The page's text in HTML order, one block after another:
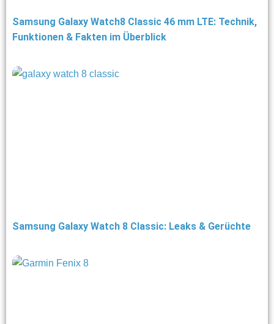
Samsung Galaxy Watch8 Classic 46 mm LTE: Technik,
Funktionen & Fakten im Überblick
Samsung Galaxy Watch 8 Classic: Leaks & Gerüchte